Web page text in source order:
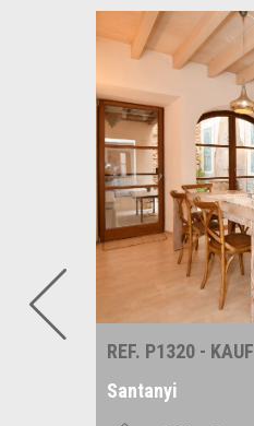
REF. P1320 - KAUF
Santanyi